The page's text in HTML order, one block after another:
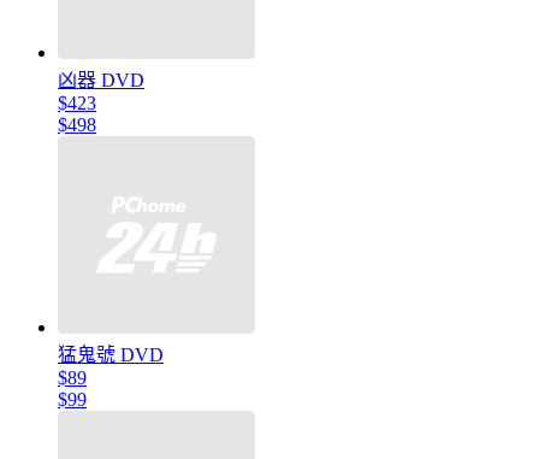
凶器 DVD
$423
$498
猛鬼號 DVD
$89
$99